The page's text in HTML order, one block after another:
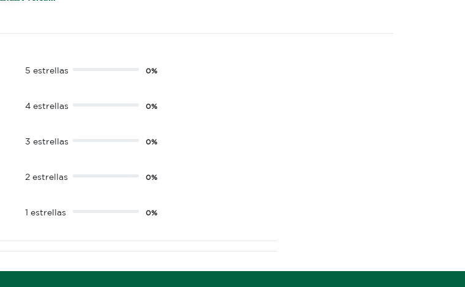
5 estrellas 0%
4 estrellas 0%
3 estrellas 0%
2 estrellas 0%
1 estrellas 0%